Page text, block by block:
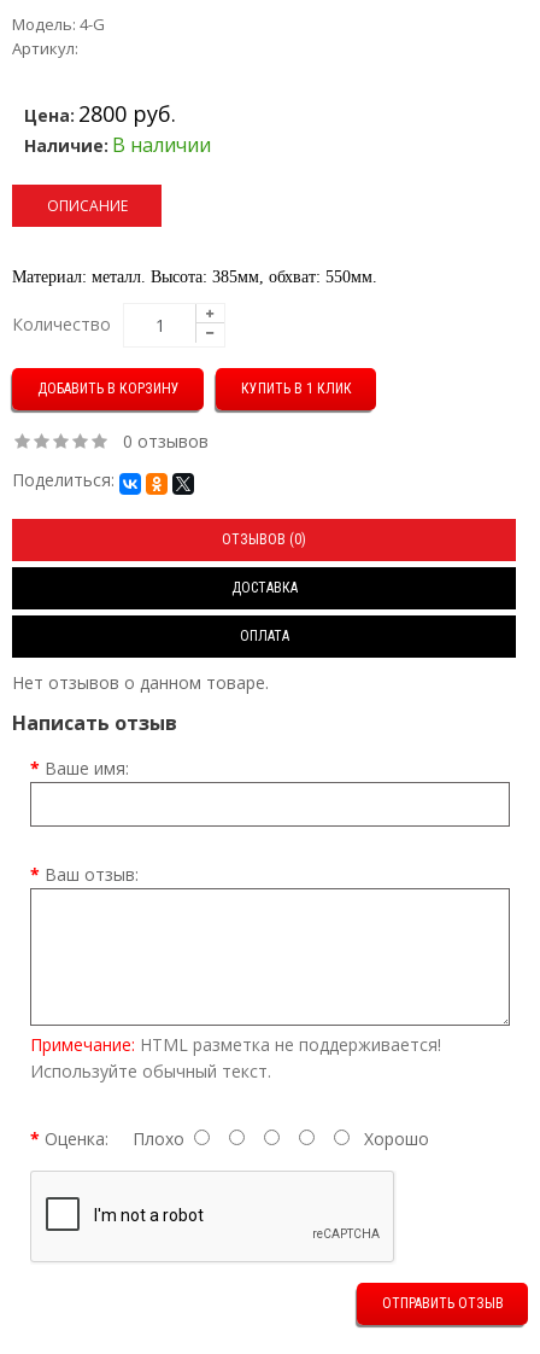
Модель: 4-G
Артикул:
Цена: 2800 руб.
Наличие: В наличии
ОПИСАНИЕ
Материал: металл. Высота: 385мм, обхват: 550мм.
Количество
КУПИТЬ В 1 КЛИК
0 отзывов
Поделиться:
ОТЗЫВОВ (0)
ДОСТАВКА
ОПЛАТА
Нет отзывов о данном товаре.
Написать отзыв
Ваше имя:
Ваш отзыв:
Примечание: HTML разметка не поддерживается!
Используйте обычный текст.
Оценка: Плохо Хорошо
ОТПРАВИТЬ ОТЗЫВ